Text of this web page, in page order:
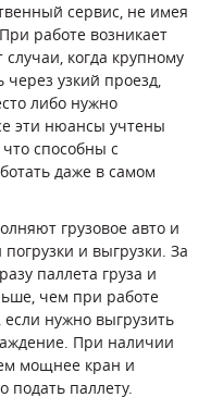
сервис, не имея
работе возникает
когда крупному
узкий проезд,
либо нужно
эти нюансы учтены
способны с
даже в самом
грузовое авто и
и выгрузки. За
паллета груза и
чем при работе
нужно выгрузить
При наличии
мощнее кран и
подать паллету.